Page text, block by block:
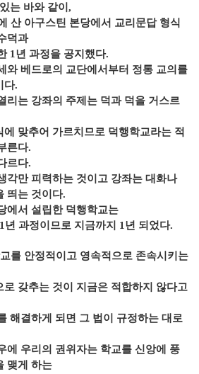
는 바와 같이 ,
산 아구스틴 본당에서 교리문답 형식
덕과
1 년 과정을 공지했다.
와 베드로의 교단에서부터 정통 교의를
다.
리는 강좌의 주제는 덕과 덕을 거스르
에 맞추어 가르치므로 덕행학교라는 적
른다.
르다.
각만 피력하는 것이고 강좌는 대화나
띄는 것이다.
에서 설립한 덕행학교는
1 년 과정이므로 지금까지 1 년 되었다.
를 안정적이고 영속적으로 존속시키는
로 갖추는 것이 지금은 적합하지 않다고
해결하게 되면 그 법이 규정하는 대로
에 우리의 권위자는 학교를 신앙에 풍
맺게 하는